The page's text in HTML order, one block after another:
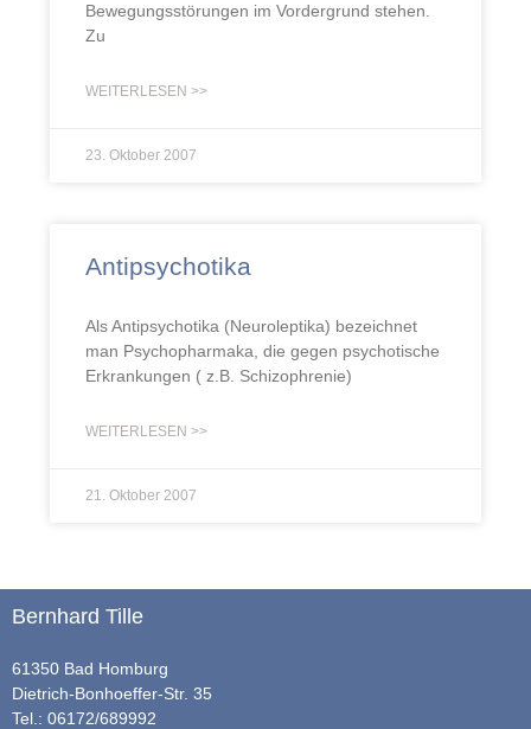
Bewegungsstörungen im Vordergrund stehen.
Zu
WEITERLESEN >>
23. Oktober 2007
Antipsychotika
Als Antipsychotika (Neuroleptika) bezeichnet
man Psychopharmaka, die gegen psychotische
Erkrankungen ( z.B. Schizophrenie)
WEITERLESEN >>
21. Oktober 2007
Bernhard Tille
61350 Bad Homburg
Dietrich-Bonhoeffer-Str. 35
Tel.: 06172/689992